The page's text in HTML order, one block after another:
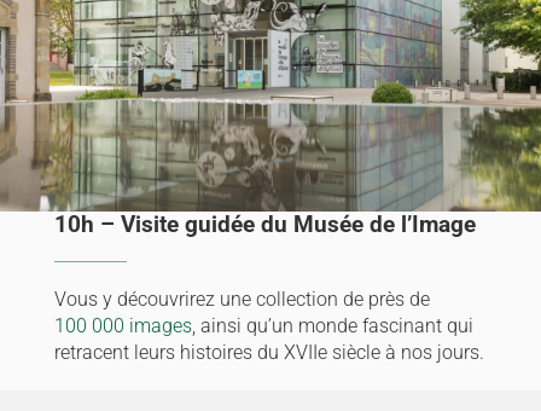
10h – Visite guidée du Musée de l’Image
Vous y découvrirez une collection de près de
100 000 images, ainsi qu’un monde fascinant qui
retracent leurs histoires du XVIIe siècle à nos jours.